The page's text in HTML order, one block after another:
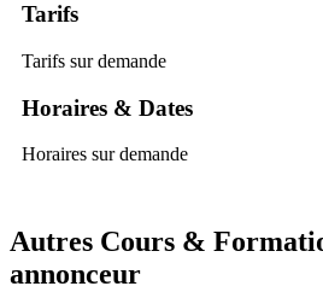
Tarifs
Tarifs sur demande
Horaires & Dates
Horaires sur demande
Autres Cours &
annonceur